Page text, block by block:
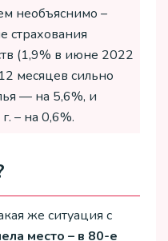
необъяснимо –
страхования
(1,9% в июне 2022
месяцев сильно
— на 5,6%, и
– на 0,6%.
же ситуация с
место – в 80-е